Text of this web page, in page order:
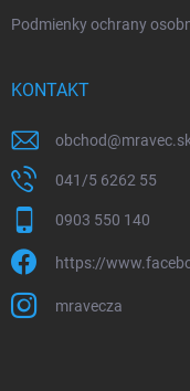
Podmienky ochrany
KONTAKT
obchod@
041/5 6262 55
0903 550 140
https://
mravecza